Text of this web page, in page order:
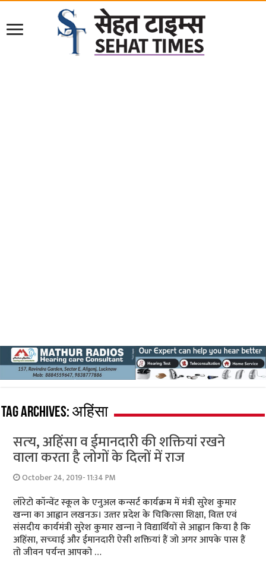
Tag Archives:अहिंसा
सत्‍य, अहिंसा व ईमानदारी की शक्तियां रखने
वाला करता है लोगों के दिलों में राज
October 24, 2019- 11:34 PM
लॉरेटो कॉन्‍वेंट स्‍कूल के एनुअल कन्‍सर्ट कार्यक्रम में मंत्री सुरेश कुमार
खन्‍ना का आह्वान लखनऊ। उत्‍तर प्रदेश के चिकित्‍सा शिक्षा, वित्‍त एवं
संसदीय कार्यमंत्री सुरेश कुमार खन्‍ना ने विद्यार्थियों से आह्वान किया है कि
अहिंसा, सच्‍चाई और ईमानदारी ऐसी शक्तियां हैं जो अगर आपके पास हैं
तो जीवन पर्यन्‍त आपको …